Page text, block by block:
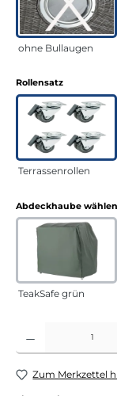
ohne Bullaugen
Rollensatzauswählen
Terrassenrollen
Abdeckhaube wählen
TeakSafe grün
Produkt Anzahl: Gib
Zum Merkzettel